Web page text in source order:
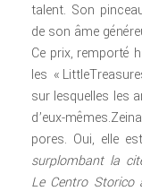
talent. Son
de son âme
Ce prix, remporté
les «
sur lesquelles les
d’eux-
pores. Oui, elle est
surplombant la
Le Centro Storico